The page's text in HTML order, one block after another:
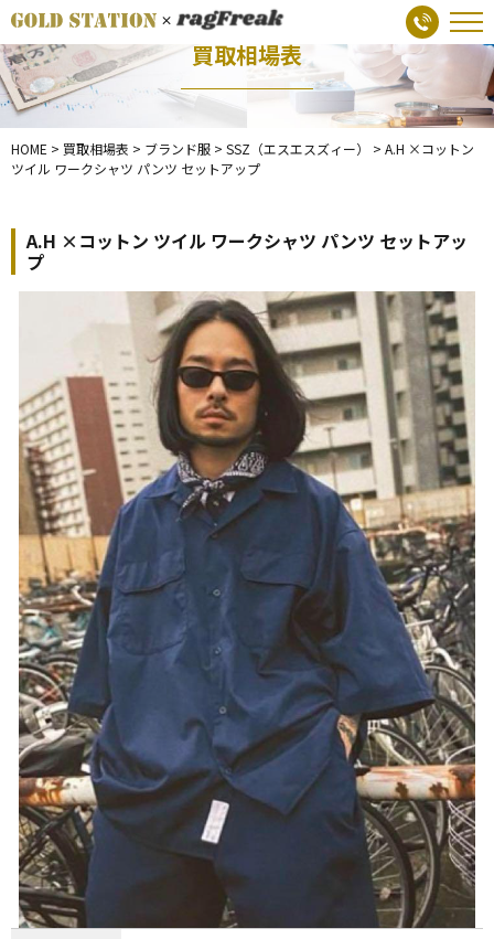
買取相場表
HOME > 買取相場表 > ブランド服 > SSZ（エスエスズィー） > A.H ×コットン
ツイル ワークシャツ パンツ セットアップ
A.H ×コットン ツイル ワークシャツ パンツ セットアッ
プ